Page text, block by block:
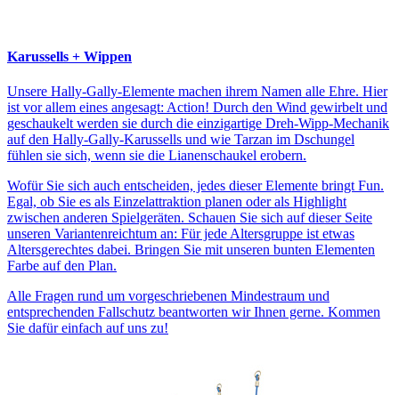
Karussells + Wippen
Unsere Hally-Gally-Elemente machen ihrem Namen alle Ehre. Hier
ist vor allem eines angesagt: Action! Durch den Wind gewirbelt und
geschaukelt werden sie durch die einzigartige Dreh-Wipp-Mechanik
auf den Hally-Gally-Karussells und wie Tarzan im Dschungel
fühlen sie sich, wenn sie die Lianenschaukel erobern.
Wofür Sie sich auch entscheiden, jedes dieser Elemente bringt Fun.
Egal, ob Sie es als Einzelattraktion planen oder als Highlight
zwischen anderen Spielgeräten. Schauen Sie sich auf dieser Seite
unseren Variantenreichtum an: Für jede Altersgruppe ist etwas
Altersgerechtes dabei. Bringen Sie mit unseren bunten Elementen
Farbe auf den Plan.
Alle Fragen rund um vorgeschriebenen Mindestraum und
entsprechenden Fallschutz beantworten wir Ihnen gerne. Kommen
Sie dafür einfach auf uns zu!